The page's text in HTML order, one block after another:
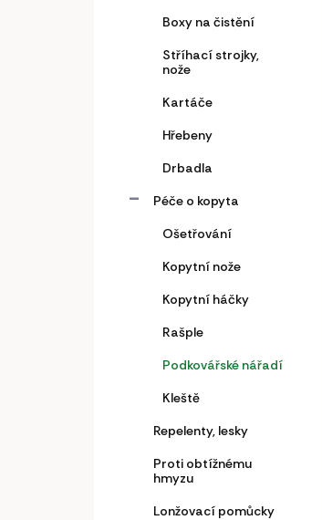
Boxy na čistění
Stříhací strojky,
nože
Kartáče
Hřebeny
Drbadla
Péče o kopyta
Ošetřování
Kopytní nože
Kopytní háčky
Rašple
Podkovářské nářadí
Kleště
Repelenty, lesky
Proti obtížnému
hmyzu
Lonžovací pomůcky